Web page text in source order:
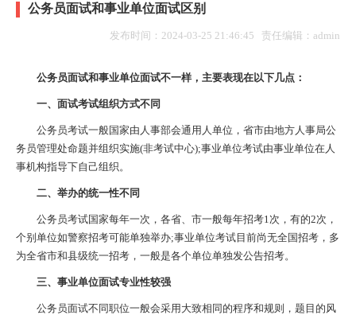
公务员面试和事业单位面试区别
发布时间：2024-03-25 21:46:45 责任编辑：admin
公务员面试和事业单位面试不一样，主要表现在以下几点：
一、面试考试组织方式不同
公务员考试一般国家由人事部会通用人单位，省市由地方人事局公
务员管理处命题并组织实施(非考试中心);事业单位考试由事业单位在人
事机构指导下自己组织。
二、举办的统一性不同
公务员考试国家每年一次，各省、市一般每年招考1次，有的2次，
个别单位如警察招考可能单独举办;事业单位考试目前尚无全国招考，多
为全省市和县级统一招考，一般是各个单位单独发公告招考。
三、事业单位面试专业性较强
公务员面试不同职位一般会采用大致相同的程序和规则，题目的风